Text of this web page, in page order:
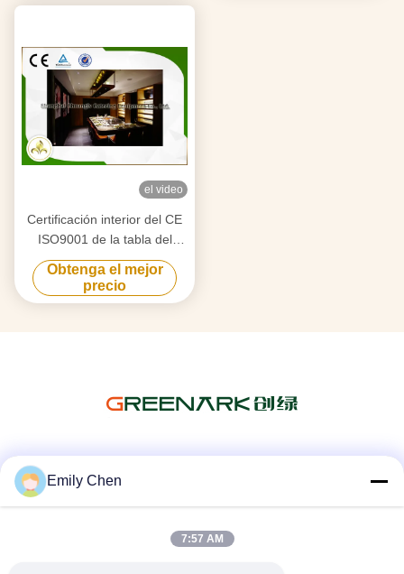
el video
Certificación interior del CE
ISO9001 de la tabla del
restaurante japonés de Seat
de la parrilla eléctrica plana
9
Obtenga el mejor
precio
Emily Chen
7:57 AM